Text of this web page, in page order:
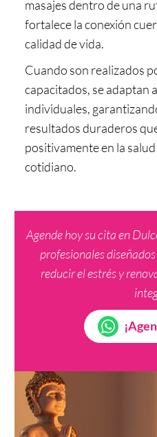
masajes dentro de una
fortalece la conexión
calidad de vida.
Cuando son realizados
capacitados, se adaptan
individuales,
resultados duraderos
positivamente en la
cotidiano.
Agende hoy su cita en
profesionales
reducir el estrés y